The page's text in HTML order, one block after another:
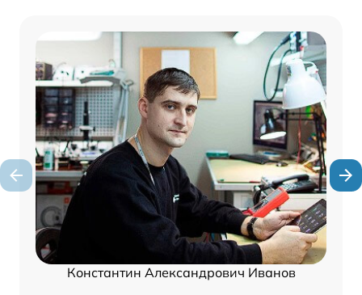
Константин Александрович Иванов